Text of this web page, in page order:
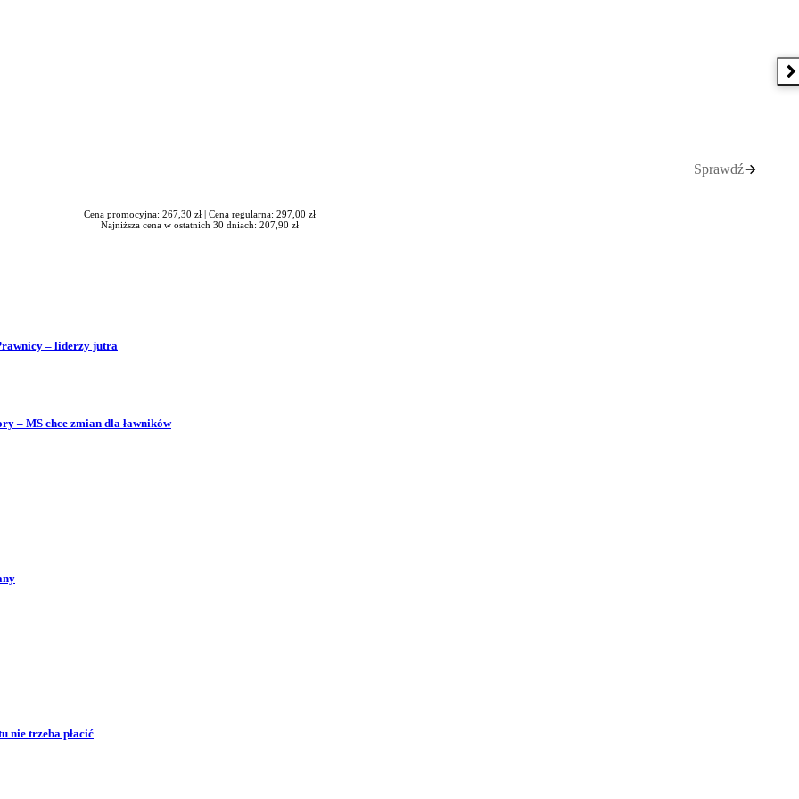
Sprawdź
Cena promocyjna: 267,30 zł | Cena regularna: 297,00 zł
Najniższa cena w ostatnich 30 dniach: 207,90 zł
– liderzy jutra
– MS chce zmian dla ławników
nie trzeba płacić